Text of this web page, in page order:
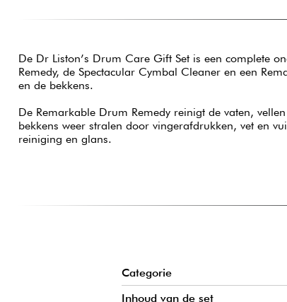
De Dr Liston’s Drum Care Gift Set is een complete
Remedy, de Spectacular Cymbal Cleaner en een
en de bekkens.
De Remarkable Drum Remedy reinigt de vaten,
bekkens weer stralen door vingerafdrukken, vet en
reiniging en glans.
Categorie
Inhoud van de set